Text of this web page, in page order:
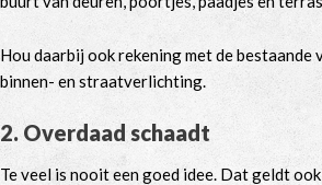
Hou daarbij ook rekening met de bestaande
binnen- en straatverlichting.
2. Overdaad schaadt
Te veel is nooit een goed idee. Dat geldt